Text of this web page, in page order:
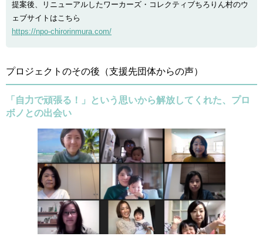
提案後、リニューアルしたワーカーズ・コレクティブちろりん村のウ
ェブサイトはこちら
https://npo-chirorinmura.com/
プロジェクトのその後（支援先団体からの声）
「自力で頑張る！」という思いから解放してくれた、プロ
ボノとの出会い